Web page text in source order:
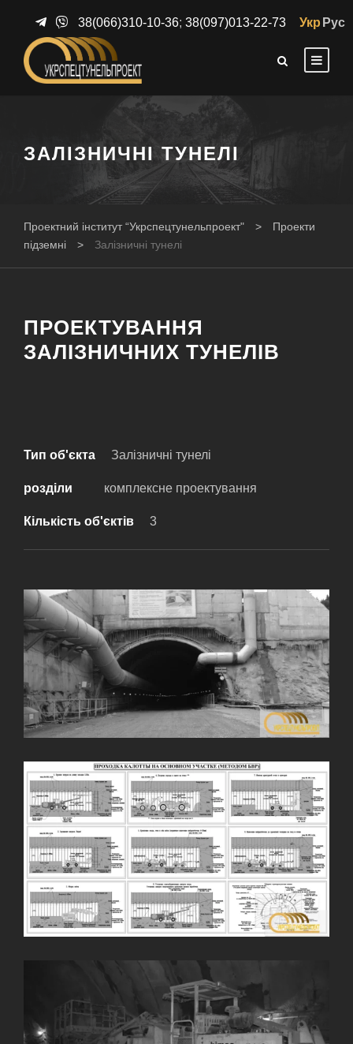
38(066)310-10-36; 38(097)013-22-73 Укр Рус
ЗАЛІЗНИЧНІ ТУНЕЛІ
Проектний інститут “Укрспецтунельпроект" >
Проекти
підземні
> Залізничні тунелі
ПРОЕКТУВАННЯ
ЗАЛІЗНИЧНИХ ТУНЕЛІВ
Тип об'єкта Залізничні тунелі
розділи комплексне проектування
Кількість об'єктів 3